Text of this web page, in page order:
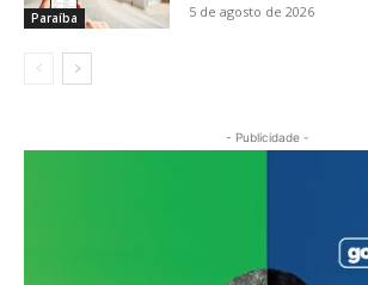
Paraíba 5 de agosto de 2026
- Publicidade -